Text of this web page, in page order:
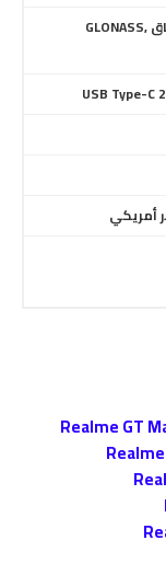
يدعم، مع دعم A-GPS النطاق GLONASS,